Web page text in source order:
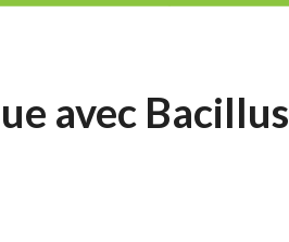
avec Bacillus